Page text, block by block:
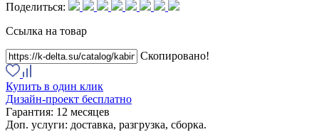
Поделиться:
Ссылка на товар
Скопировано!
Купить в один клик
Дизайн-проект бесплатно
Гарантия: 12 месяцев
Доп. услуги: доставка, разгрузка, сборка.